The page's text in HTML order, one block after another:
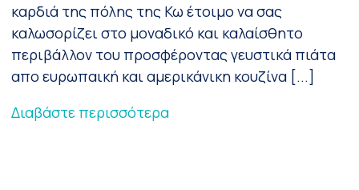
καρδιά της πόλης της Κω έτοιμο να σας
καλωσορίζει στο μοναδικό και καλαίσθητο
περιβάλλον του προσφέροντας γευστικά πιάτα
απο ευρωπαική και αμερικάνικη κουζίνα [...]
Διαβάστε περισσότερα